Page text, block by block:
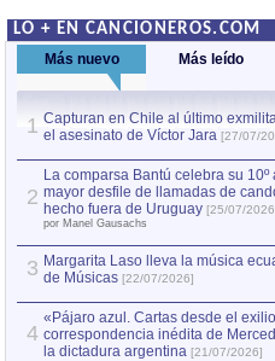
LO + EN CANCIONEROS.COM
Más nuevo Más leído
1 Capturan en Chile al último
el asesinato de Víctor Jara [27/07/
2
La comparsa Bantú celebra su 10º
mayor desfile de llamadas de
hecho fuera de Uruguay [25/07/
por Manel Gausachs
3 Margarita Laso lleva la música
de Músicas [22/07/2026]
4
«Pájaro azul. Cartas desde el
correspondencia inédita de
la dictadura argentina [21/07/2026]